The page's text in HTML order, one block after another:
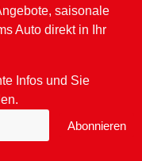
saisonale
Auto direkt in Ihr
Infos und Sie
Abonnieren